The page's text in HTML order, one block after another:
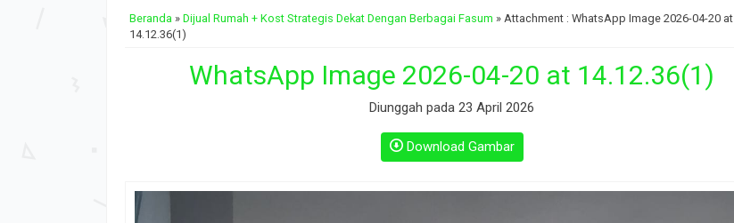
Beranda » Dijual Rumah + Kost Strategis Dekat Dengan Berbagai Fasum » Attachment : WhatsApp Image 2026-04-20 at
14.12.36(1)
WhatsApp Image 2026-04-20 at 14.12.36(1)
Diunggah pada 23 April 2026
Download Gambar